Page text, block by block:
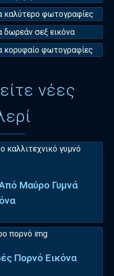
νέες
Μαύρο Γυμνά
Πορνό Εικόνα